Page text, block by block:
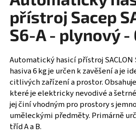
5
hvězdiček.
přístroj Sacep
S6-A - plynový -
Automatický hasicí přístroj SACLON
hasiva 6 kg je určen k zavěšení a je
citlivých zařízení a prostor.
které je elektricky nevodivé a
jej činí vhodným pro prostory s
uměleckými předměty. Primárně
tříd A a B.
a
j
í
?
HLEDAT